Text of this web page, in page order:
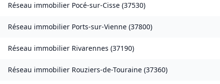
Réseau immobilier Pocé-sur-Cisse (37530)
Réseau immobilier Ports-sur-Vienne (37800)
Réseau immobilier Rivarennes (37190)
Réseau immobilier Rouziers-de-Touraine (37360)